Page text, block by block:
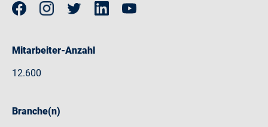
Mitarbeiter-Anzahl
12.600
Branche(n)